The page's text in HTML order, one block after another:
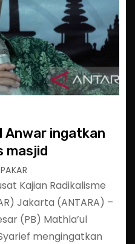
Anwar ingatkan
masjid
Kajian Radikalisme
Jakarta (ANTARA) –
(PB) Mathla’ul
mengingatkan